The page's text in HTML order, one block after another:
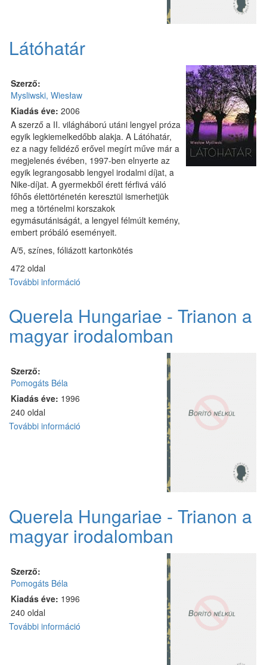
Látóhatár
Szerző:
Mysliwski, Wiesław
Kiadás éve: 2006
A szerző a II. világháború utáni lengyel próza
egyik legkiemelkedőbb alakja. A Látóhatár,
ez a nagy felidéző erővel megírt műve már a
megjelenés évében, 1997-ben elnyerte az
egyik legrangosabb lengyel irodalmi díjat, a
Nike-díjat. A gyermekből érett férfivá váló
főhős élettörténetén keresztül ismerhetjük
meg a történelmi korszakok
egymásutániságát, a lengyel félmúlt kemény,
embert próbáló eseményeit.
A/5, színes, fóliázott kartonkötés
472 oldal
További információ
Querela Hungariae - Trianon a
magyar irodalomban
Szerző:
Pomogáts Béla
Kiadás éve: 1996
240 oldal
További információ
tartalommal
kapcsolatosan
Querela Hungariae - Trianon a
magyar irodalomban
Szerző:
Pomogáts Béla
Kiadás éve: 1996
240 oldal
További információ